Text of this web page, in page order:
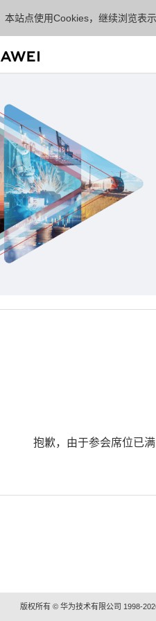
本站点使用Cookies，继续浏览表
抱歉，由于参会席位已
版权所有 © 华为技术有限公司 1998-